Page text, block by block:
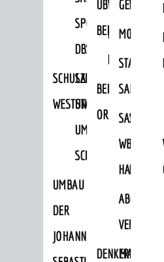
SPORTHALLE
DBS
SCHULZENTRUM
WESTSTADT
SANIERUNG-
UND
UMBAUMASSNAHME S
CHLOSS
UMBAU
DER
JOHANN-
ÜBERVERFAHREN
KERNSTADT
ORTSTEILE
SANIERUNG
SANIERUNG
WESTLICH
MÜHLE
VERFAHREN
DENKMALSCHUTZ